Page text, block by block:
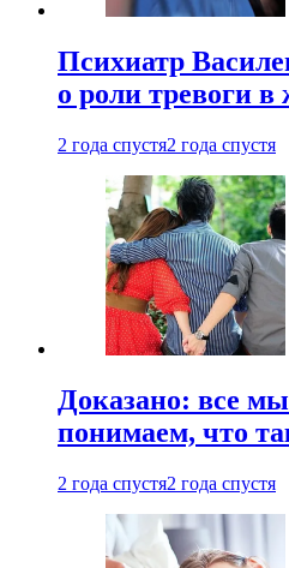
Психиатр
о роли тревоги в
2 года спустя2 года спустя
Доказано: все
понимаем, что
2 года спустя2 года спустя